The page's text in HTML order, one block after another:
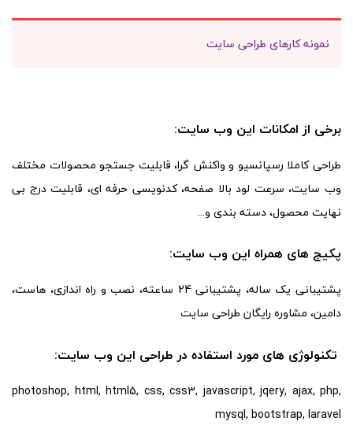
نمونه کارهای طراحی سایت
برخی از امکانات این وب سایت:
طراحی کاملا رسپانسیو و واکنش گرا، قابلیت جستجو محصولات مختلف
وب سایت، سرعت لود بالا صفحه، کدنویسی حرفه ای، قابلیت درج بی
نهایت محصول، دسته بندی و...
پکیج های همراه این وب سایت:
پشتیبانی یک ساله، پشتیبانی 24 ساعته، نصب و راه اندازی، هاست،
دامین، مشاوره رایگان طراحی سایت
تکنولوژی های مورد استفاده در طراحی این وب سایت:
photoshop, html, html5, css, css3, javascript, jqery, ajax, php,
mysql, bootstrap, laravel